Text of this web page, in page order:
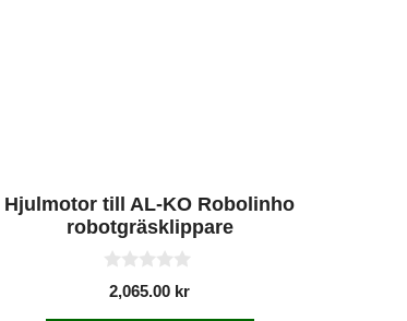
Hjulmotor till AL-KO Robolinho
robotgräsklippare
0
a
v
2,065.00 kr